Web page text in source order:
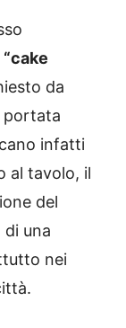
“cake
da
portata
infatti
al tavolo, il
del
una
nei